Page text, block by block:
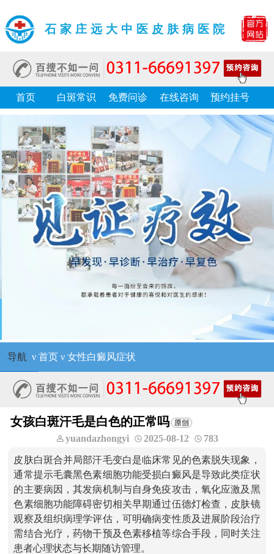
石家庄远大中医皮肤病医院
首页 白斑常识 免费问诊 在线咨询 预约挂号
导航 ν 首页ν 女性白癜风症状
女孩白斑汗毛是白色的正常吗
yuandazhongyi 2025-08-12 783
皮肤白斑合并局部汗毛变白是临床常见的色素脱失现象，
通常提示毛囊黑色素细胞功能受损白癜风是导致此类症状
的主要病因，其发病机制与自身免疫攻击，氧化应激及黑
色素细胞功能障碍密切相关早期通过伍德灯检查，皮肤镜
观察及组织病理学评估，可明确病变性质及进展阶段治疗
需结合光疗，药物干预及色素移植等综合手段，同时关注
患者心理状态与长期随访管理。